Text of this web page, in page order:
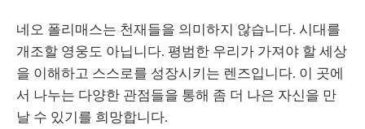
네오 폴리매스는 천재들을 의미하지 않습니다. 시대를
개조할 영웅도 아닙니다. 평범한 우리가 가져야 할 세상
을 이해하고 스스로를 성장시키는 렌즈입니다. 이 곳에
서 나누는 다양한 관점들을 통해 좀 더 나은 자신을 만
날 수 있기를 희망합니다.